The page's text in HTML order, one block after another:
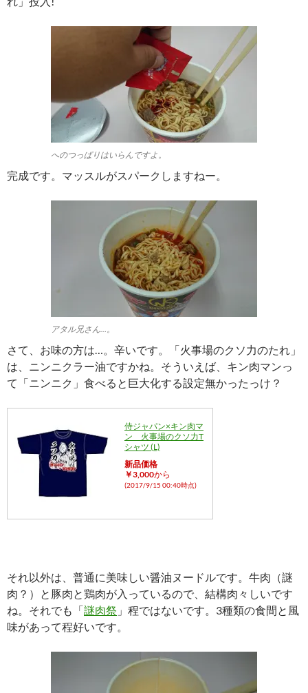
へのつっぱりはいらんですよ。
完成です。マッスルがスパークしますねー。
アタル兄さん…。
さて、お味の方は…。辛いです。「火事場のクソ力のたれ」
は、ニンニクラー油ですかね。そういえば、キン肉マンっ
て「ニンニク」食べると巨大化する設定無かったっけ？
侍ジャパン×キン肉マ
ン 火事場のクソ力T
シャツ (L)
新品価格
￥3,000から
(2017/9/15 00:40時点)
それ以外は、普通に美味しい醤油ヌードルです。牛肉（謎
肉？）と豚肉と鶏肉が入っているので、結構肉々しいです
ね。それでも「謎肉祭 」程ではないです。3種類の食間と風
味があって程好いです。